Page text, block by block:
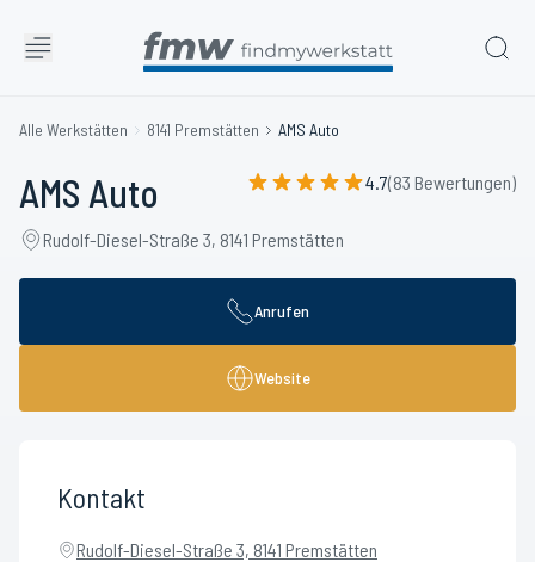
Alle Werkstätten 8141 Premstätten AMS Auto
AMS Auto 4.7(83 Bewertungen)
Rudolf-Diesel-Straße 3, 8141 Premstätten
Anrufen
Website
Kontakt
Rudolf-Diesel-Straße 3, 8141 Premstätten